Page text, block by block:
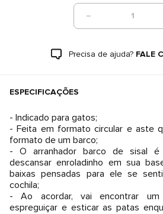
1
Precisa de ajuda? FALE
ESPECIFICAÇÕES
- Indicado para gatos;
- Feita em formato circular e aste
formato de um barco;
- O arranhador barco de sisal
descansar enroladinho em sua
baixas pensadas para ele se
cochila;
- Ao acordar, vai encontrar
espreguiçar e esticar as patas